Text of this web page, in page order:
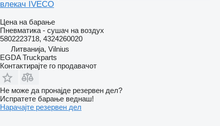
влекач IVECO
Цена на барање
Пневматика - сушач на воздух
5802223718, 4324260020
Литванија, Vilnius
EGDA Truckparts
Контактирајте го продавачот
Не може да пронајде резервен дел?
Испратете барање веднаш!
Нарачајте резервен дел